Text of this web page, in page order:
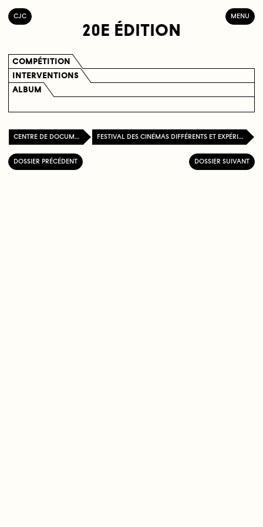
COLLECTIF
JEUNE
C INÉMA MENU
20E ÉDITION
COMPÉTITION
INTERVENTIONS
ALBUM
DOSSIER PRÉCÉDENT
CENTRE DE DOCUMENTATION FESTIVAL DES CINÉMAS DIFFÉRENTS ET EXPÉRIMENTAUX DE PARIS
DOSSIER SUIVANT